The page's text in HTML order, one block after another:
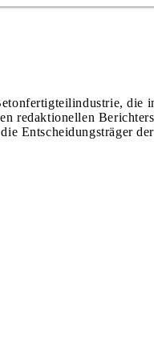
die
redaktionellen
Entscheidungsträger